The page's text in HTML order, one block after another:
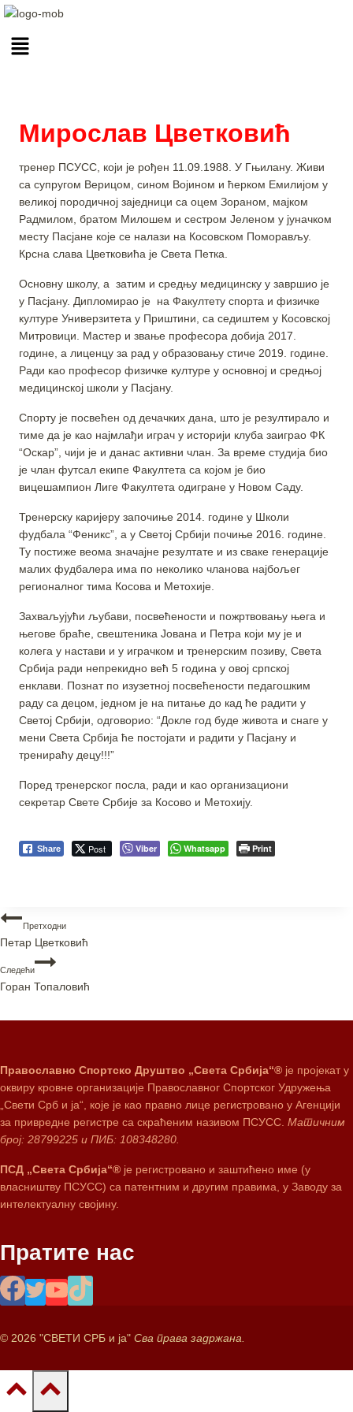
Мирослав Цветковић
тренер ПСУСС, који је рођен 11.09.1988. У Гњилану. Живи
са супругом Верицом, сином Војином и ћерком Емилијом у
великој породичној заједници са оцем Зораном, мајком
Радмилом, братом Милошем и сестром Јеленом у јуначком
месту Пасјане које се налази на Косовском Поморављу.
Крсна слава Цветковића је Света Петка.
Основну школу, а затим и средњу медицинску у завршио је
у Пасјану. Дипломирао је на Факултету спорта и физичке
културе Универзитета у Приштини, са седиштем у Косовској
Митровици. Мастер и звање професора добија 2017.
године, а лиценцу за рад у образовању стиче 2019. године.
Ради као професор физичке културе у основној и средњој
медицинској школи у Пасјану.
Спорту је посвећен од дечачких дана, што је резултирало и
тиме да је као најмлађи играч у историји клуба заиграо ФК
“Оскар”, чији је и данас активни члан. За време студија био
је члан футсал екипе Факултета са којом је био
вицешампион Лиге Факултета одигране у Новом Саду.
Тренерску каријеру започиње 2014. године у Школи
фудбала “Феникс”, а у Светој Србији почиње 2016. године.
Ту постиже веома значајне резултате и из сваке генерације
малих фудбалера има по неколико чланова најбољег
регионалног тима Косова и Метохије.
Захваљујући љубави, посвећености и пожртвовању њега и
његове браће, свештеника Јована и Петра који му је и
колега у настави и у играчком и тренерским позиву, Света
Србија ради непрекидно већ 5 година у овој српској
енклави. Познат по изузетној посвећености педагошким
раду са децом, једном је на питање до кад ће радити у
Светој Србији, одговорио: “Докле год буде живота и снаге у
мени Света Србија ће постојати и радити у Пасјану и
тренираћу децу!!!”
Поред тренерског посла, ради и као организациони
секретар Свете Србије за Косово и Метохију.
Share Post Viber Whatsapp Print
Претходни
Петар Цветковић
Следећи
Горан Топаловић
Православно Спортско Друштво „Света Србија“® је пројекат у
оквиру кровне организације Православног Спортског Удружења
„Свети Срб и ја“, које је као правно лице регистровано у Агенцији
за привредне регистре са скраћеним називом ПСУСС. Матичним
број: 28799225 и ПИБ: 108348280.
ПСД „Света Србија“® је регистровано и заштићено име (у
власништву ПСУСС) са патентним и другим правима, у Заводу за
интелектуалну својину.
Пратите нас
© 2026 "СВЕТИ СРБ и ја" Сва права задржана.